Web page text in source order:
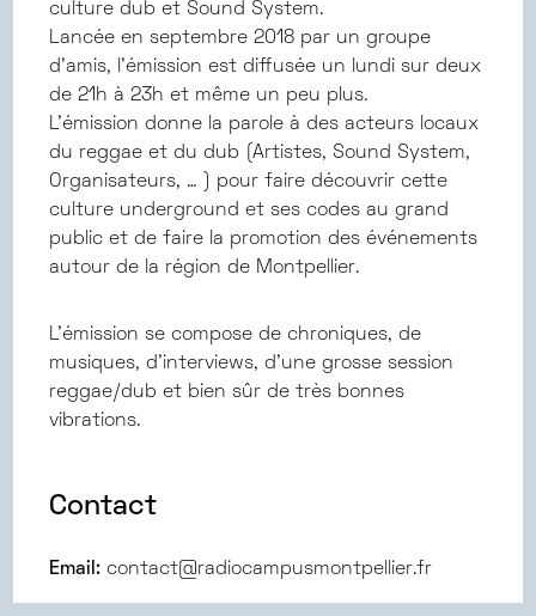
culture dub et Sound System.
Lancée en septembre 2018 par un groupe
d’amis, l’émission est diffusée un lundi sur deux
de 21h à 23h et même un peu plus.
L’émission donne la parole à des acteurs locaux
du reggae et du dub (Artistes, Sound System,
Organisateurs, … ) pour faire découvrir cette
culture underground et ses codes au grand
public et de faire la promotion des événements
autour de la région de Montpellier.
L’émission se compose de chroniques, de
musiques, d’interviews, d’une grosse session
reggae/dub et bien sûr de très bonnes
vibrations.
Contact
Email: contact@radiocampusmontpellier.fr